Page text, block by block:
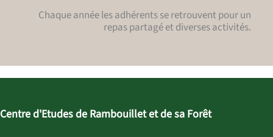
Chaque année les adhérents se retrouvent pour un
repas partagé et diverses activités.
Centre d'Etudes de Rambouillet et de sa Forêt